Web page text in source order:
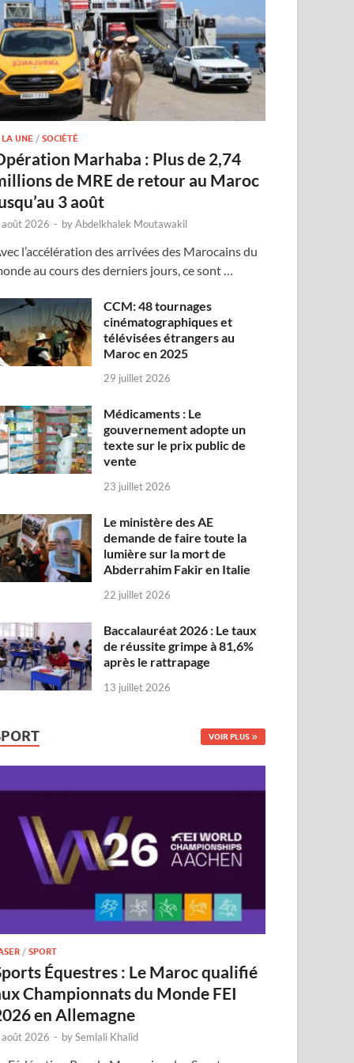
UNE /SOCIÉTÉ
Marhaba : Plus de 2,74
de MRE de retour au Maroc
3 août
2026 - byAbdelkhalek Moutawakil
l’accélération des arrivées des Marocains du
au cours des derniers jours, ce sont …
CCM: 48 tournages
cinématographiques et
télévisées étrangers au
Maroc en 2025
29 juillet 2026
Médicaments : Le
gouvernement adopte un
texte sur le prix public de
vente
23 juillet 2026
Le ministère des AE
demande de faire toute la
lumière sur la mort de
Abderrahim Fakir en Italie
22 juillet 2026
Baccalauréat 2026 : Le taux
de réussite grimpe à 81,6%
après le rattrapage
13 juillet 2026
VOIR PLUS
/SPORT
Équestres : Le Maroc qualifié
Championnats du Monde FEI
en Allemagne
2026 - bySemlali Khalid